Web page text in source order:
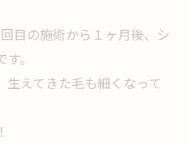
目の施術から１ヶ月後、シ
。
生えてきた毛も細くなって